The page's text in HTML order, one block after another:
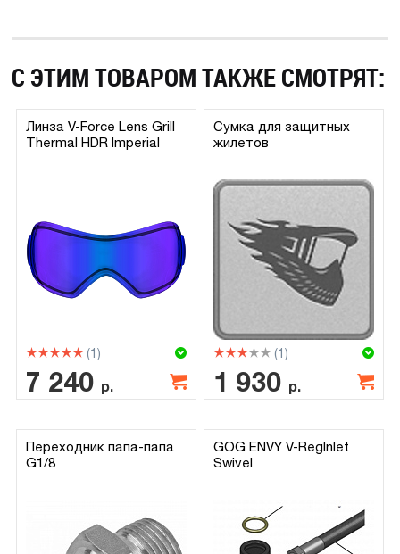
С ЭТИМ ТОВАРОМ ТАКЖЕ СМОТРЯТ:
Линза V-Force Lens Grill
Thermal HDR Imperial
(1)
7 240 р.
Сумка для защитных
жилетов
(1)
1 930 р.
Переходник папа-папа
G1/8
GOG ENVY V-RegInlet
Swivel